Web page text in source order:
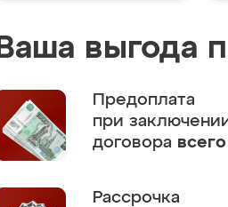
Ваша выгода
Предоплата
при
договора
Рассрочка